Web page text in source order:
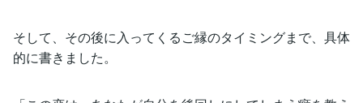
そして、その後に入ってくるご縁のタイミングまで、具体
的に書きました。